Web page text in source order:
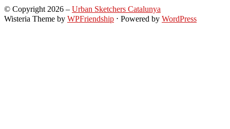
© Copyright 2026 – Urban Sketchers Catalunya
Wisteria Theme by WPFriendship ⋅ Powered by WordPress